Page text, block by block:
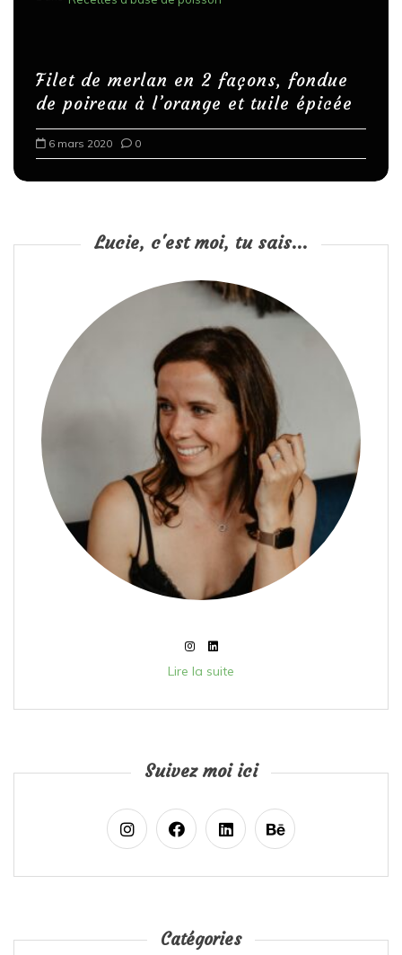
i
Filet de merlan en 2 façons, fondue
de poireau à l’orange et tuile épicée
6 mars 2020 0
Lucie, c'est moi, tu sais...
Lire la suite
Suivez moi ici
Catégories